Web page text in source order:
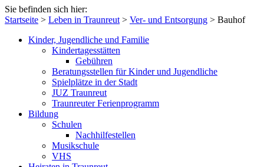
Sie befinden sich hier:
Startseite > Leben in Traunreut > Ver- und Entsorgung > Bauhof
Kinder, Jugendliche und Familie
Kindertagesstätten
Gebühren
Beratungsstellen für Kinder und Jugendliche
Spielplätze in der Stadt
JUZ Traunreut
Traunreuter Ferienprogramm
Bildung
Schulen
Nachhilfestellen
Musikschule
VHS